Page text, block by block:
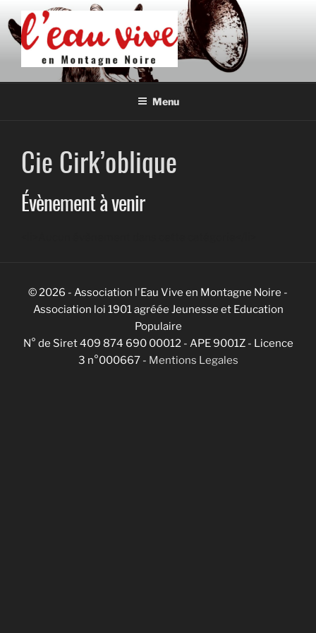
au
contenu
principal
L'EAU VIVE EN MONTAGNE
Association de développement culturel en Montagne Noire
Menu
Cie Cirk’oblique
Évènement à venir
© 2026 - Association l'Eau Vive en Montagne Noire -
Association loi 1901 agréée Jeunesse et Education
Populaire
N° de Siret 409 874 690 00012 - APE 9001Z - Licence
3 n°000667 - Mentions Legales